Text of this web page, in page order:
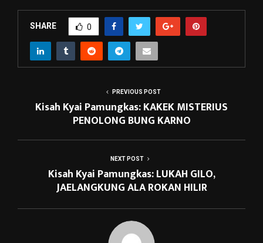
SHARE 0
PREVIOUS POST
Kisah Kyai Pamungkas: KAKEK MISTERIUS
PENOLONG BUNG KARNO
NEXT POST
Kisah Kyai Pamungkas: LUKAH GILO,
JAELANGKUNG ALA ROKAN HILIR